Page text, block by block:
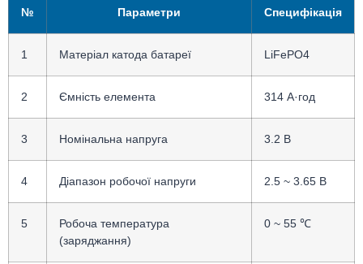
№ Параметри Специфікація
1 Матеріал катода батареї LiFePO4
2 Ємність елемента 314 А·год
3 Номінальна напруга 3.2 В
4 Діапазон робочої напруги 2.5 ~ 3.65 В
5
Робоча температура
(заряджання)
0 ~ 55 ℃